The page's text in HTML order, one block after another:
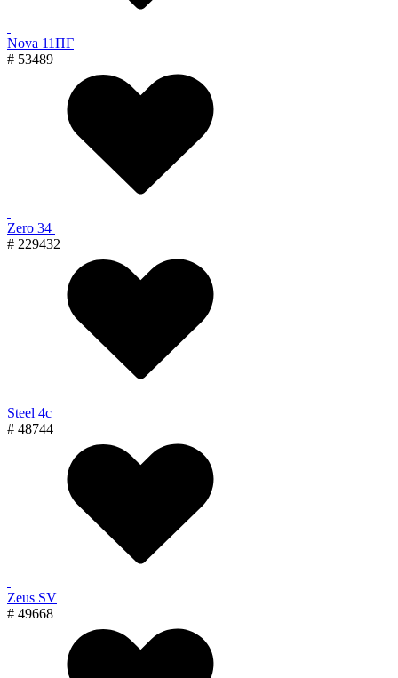
Nova 11ПГ
# 53489
Zero 34
# 229432
Steel 4с
# 48744
Zeus SV
# 49668